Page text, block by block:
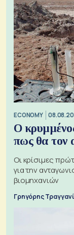
ECONOMY
Ο
πως θα τον
Οι κρίσιμες
για την
βιομηχανιών
Γρηγόρης